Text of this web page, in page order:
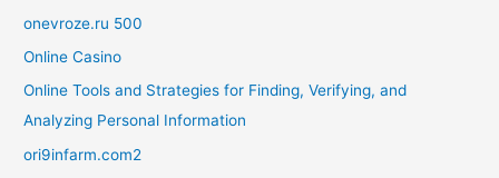
onevroze.ru 500
Online Casino
Online Tools and Strategies for Finding, Verifying, and
Analyzing Personal Information
ori9infarm.com2